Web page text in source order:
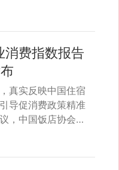
体系”，包含“中国
Index,
是“中国餐饮业消费
消费指数报告
真实反映中国住宿
导促消费政策精准
，中国饭店协会每
体系”，包含“中国